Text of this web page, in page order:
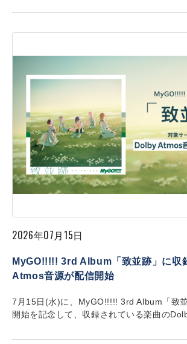
2026年07月15日
MyGO!!!!! 3rd Album「致並跡」に収
Atmos音源が配信開始
7月15日(水)に、MyGO!!!!! 3rd Album「致
開始を記念して、収録されている楽曲の